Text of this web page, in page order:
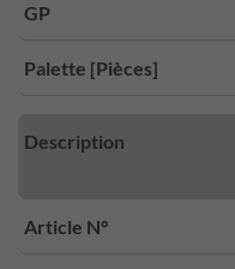
GP
Palette [Pièces]
Description
Article N°